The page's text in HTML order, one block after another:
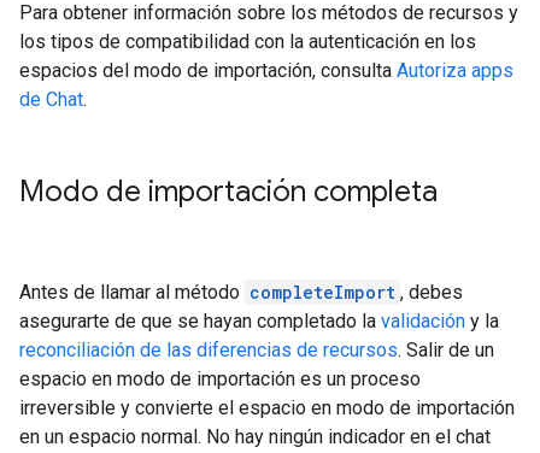
Para obtener información sobre los métodos de recursos y
los tipos de compatibilidad con la autenticación en los
espacios del modo de importación, consulta Autoriza apps
de Chat.
Modo de importación completa
Antes de llamar al método completeImport , debes
asegurarte de que se hayan completado la validación y la
reconciliación de las diferencias de recursos. Salir de un
espacio en modo de importación es un proceso
irreversible y convierte el espacio en modo de importación
en un espacio normal. No hay ningún indicador en el chat